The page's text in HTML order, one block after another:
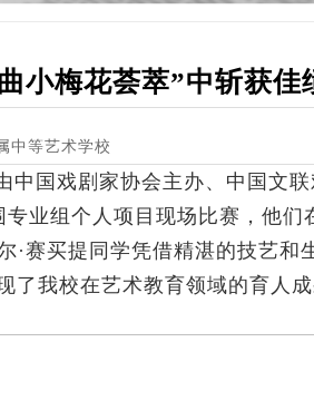
小梅花荟萃”中斩获佳
中等艺术学校
中国戏剧家协会主办、中国文
专业组个人项目现场比赛，他们
·赛买提同学凭借精湛的技艺和
了我校在艺术教育领域的育人成